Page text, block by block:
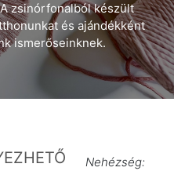
zsinórfonalból készült
és ajándékként
ismerőseinknek.
Nehézség: